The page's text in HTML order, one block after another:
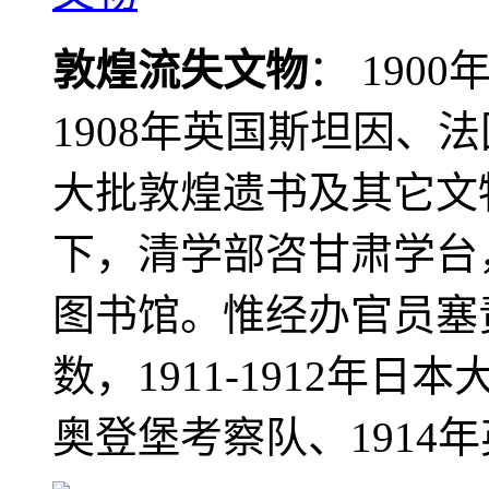
敦煌流失文物： 1900
1908年英国斯坦因、
大批敦煌遗书及其它
下，清学部咨甘肃学
图书馆。惟经办官员
数，1911-1912年日本
奥登堡考察队、1914